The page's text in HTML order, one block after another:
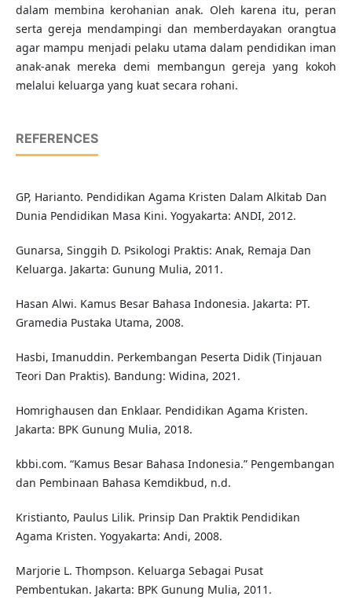
dalam membina kerohanian anak. Oleh karena itu, peran
serta gereja mendampingi dan memberdayakan orangtua
agar mampu menjadi pelaku utama dalam pendidikan iman
anak-anak mereka demi membangun gereja yang kokoh
melalui keluarga yang kuat secara rohani.
REFERENCES
GP, Harianto. Pendidikan Agama Kristen Dalam Alkitab Dan
Dunia Pendidikan Masa Kini. Yogyakarta: ANDI, 2012.
Gunarsa, Singgih D. Psikologi Praktis: Anak, Remaja Dan
Keluarga. Jakarta: Gunung Mulia, 2011.
Hasan Alwi. Kamus Besar Bahasa Indonesia. Jakarta: PT.
Gramedia Pustaka Utama, 2008.
Hasbi, Imanuddin. Perkembangan Peserta Didik (Tinjauan
Teori Dan Praktis). Bandung: Widina, 2021.
Homrighausen dan Enklaar. Pendidikan Agama Kristen.
Jakarta: BPK Gunung Mulia, 2018.
kbbi.com. “Kamus Besar Bahasa Indonesia.” Pengembangan
dan Pembinaan Bahasa Kemdikbud, n.d.
Kristianto, Paulus Lilik. Prinsip Dan Praktik Pendidikan
Agama Kristen. Yogyakarta: Andi, 2008.
Marjorie L. Thompson. Keluarga Sebagai Pusat
Pembentukan. Jakarta: BPK Gunung Mulia, 2011.